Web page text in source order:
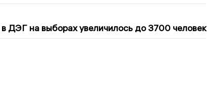
в ДЭГ на выборах увеличилось до 3700 человек